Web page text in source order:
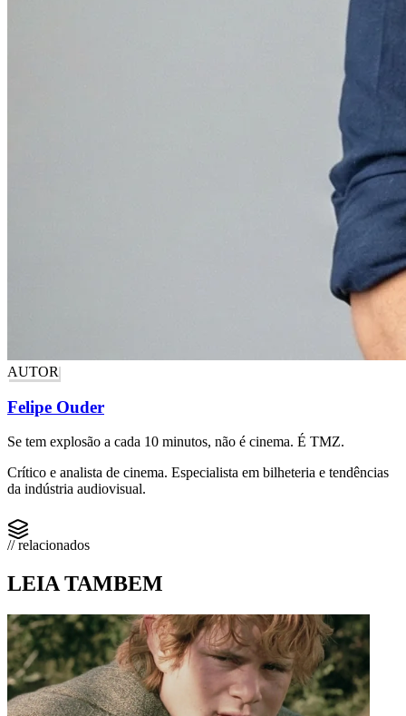
AUTOR
Felipe Ouder
Se tem explosão a cada 10 minutos, não é cinema. É TMZ.
Crítico e analista de cinema. Especialista em bilheteria e tendências
da indústria audiovisual.
// relacionados
LEIA TAMBEM